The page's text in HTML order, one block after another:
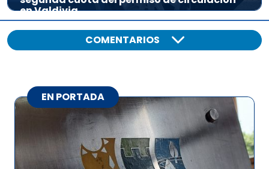
en Valdivia
COMENTARIOS
EN PORTADA